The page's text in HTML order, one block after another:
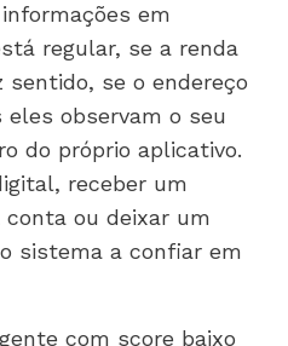
em
regular, se a renda
sentido, se o endereço
eles observam o seu
do próprio aplicativo.
receber um
ou deixar um
sistema a confiar em
com score baixo